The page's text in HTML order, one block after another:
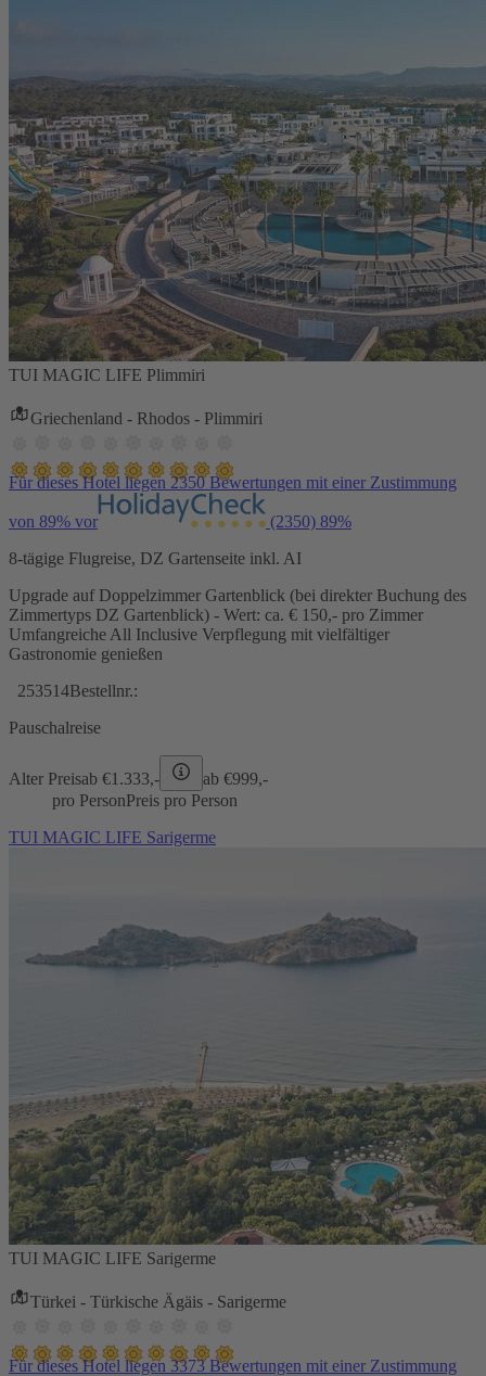
TUI MAGIC LIFE Plimmiri
Griechenland - Rhodos - Plimmiri
Für dieses Hotel liegen 2350 Bewertungen mit einer Zustimmung
von 89% vor (2350) 89%
8-tägige Flugreise, DZ Gartenseite inkl. AI
Upgrade auf Doppelzimmer Gartenblick (bei direkter Buchung des
Zimmertyps DZ Gartenblick) - Wert: ca. € 150,- pro Zimmer
Umfangreiche All Inclusive Verpflegung mit vielfältiger
Gastronomie genießen
253514Bestellnr.:
Pauschalreise
Alter Preisab €1.333,- ab €999,-
pro PersonPreis pro Person
TUI MAGIC LIFE Sarigerme
TUI MAGIC LIFE Sarigerme
Türkei - Türkische Ägäis - Sarigerme
Für dieses Hotel liegen 3373 Bewertungen mit einer Zustimmung